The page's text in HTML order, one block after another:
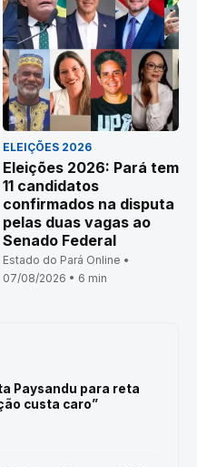
ELEIÇÕES 2026
Eleições 2026: Pará tem
11 candidatos
confirmados na disputa
pelas duas vagas ao
Senado Federal
Estado do Pará Online •
07/08/2026 • 6 min
Paysandu para reta
custa caro”